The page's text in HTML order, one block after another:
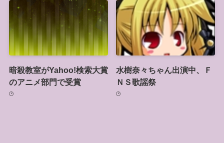
暗殺教室がYahoo!検索大賞
のアニメ部門で受賞
水樹奈々ちゃん出演中、Ｆ
ＮＳ歌謡祭